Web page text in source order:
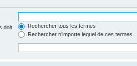
doit
Rechercher tous les termes
Rechercher n’importe lequel de ces termes